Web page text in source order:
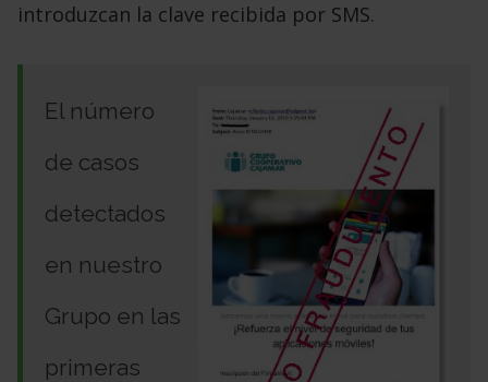
introduzcan la clave recibida por SMS.
El número
de casos
detectados
en nuestro
Grupo en las
primeras